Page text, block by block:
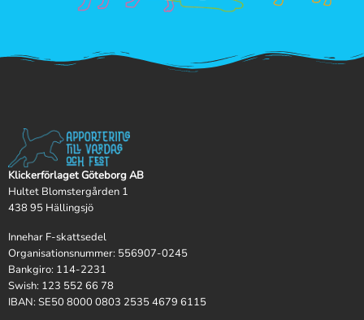
Klickerförlaget Göteborg AB
Hultet Blomstergården 1
438 95 Hällingsjö
Innehar F-skattsedel
Organisationsnummer: 556907-0245
Bankgiro: 114-2231
Swish: 123 552 66 78
IBAN: SE50 8000 0803 2535 4679 6115